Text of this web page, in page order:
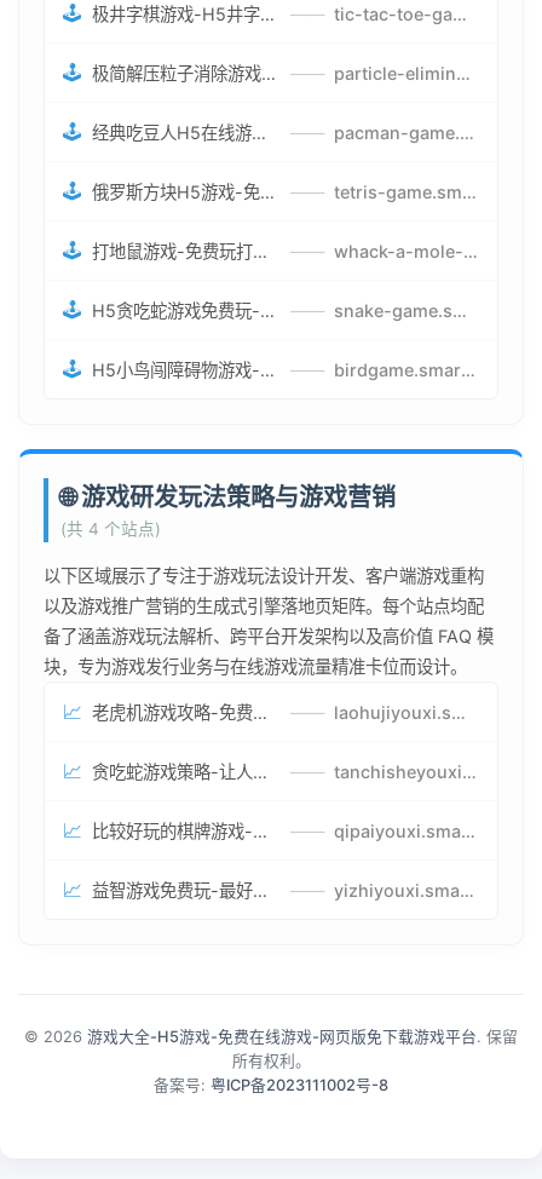
🕹️ 极井字棋游戏-H5井字棋免费游戏-在线闯关变身超人打怪兽井字棋游戏 —— tic-tac-toe-game.smartwatchmanufacturer.cn
🕹️ 极简解压粒子消除游戏-免费H5粒子消除在线游戏 —— particle-elimination-game.smartwatchmanufacturer.cn
🕹️ 经典吃豆人H5在线游戏-5关挑战BOSS机枪决战版吃豆人怪兽游戏 —— pacman-game.smartwatchmanufacturer.cn
🕹️ 俄罗斯方块H5游戏-免费获取俄罗斯方块攻略-俄罗斯方块怪兽游戏策略 —— tetris-game.smartwatchmanufacturer.cn
🕹️ 打地鼠游戏-免费玩打地鼠H5网页游戏-打地鼠游戏官网 —— whack-a-mole-game.smartwatchmanufacturer.cn
🕹️ H5贪吃蛇游戏免费玩-最好的网页在线贪吃蛇游戏-贪吃蛇H5游戏攻略 —— snake-game.smartwatchmanufacturer.cn
🕹️ H5小鸟闯障碍物游戏-网页在线游戏小鸟闯关 —— birdgame.smartwatchmanufacturer.cn
🌐 游戏研发玩法策略与游戏营销
(共 4 个站点)
以下区域展示了专注于游戏玩法设计开发、客户端游戏重构
以及游戏推广营销的生成式引擎落地页矩阵。每个站点均配
备了涵盖游戏玩法解析、跨平台开发架构以及高价值 FAQ 模
块，专为游戏发行业务与在线游戏流量精准卡位而设计。
📈 老虎机游戏攻略-免费试玩的老虎机游戏-老虎机游戏币兑换方式 —— laohujiyouxi.smartwatchmanufacturer.cn
📈 贪吃蛇游戏策略-让人头大的贪吃蛇游戏-贪吃蛇游戏攻略指南 —— tanchisheyouxicelv.smartwatchmanufacturer.cn
📈 比较好玩的棋牌游戏-高难度棋牌游戏-棋牌游戏到底怎么玩 —— qipaiyouxi.smartwatchmanufacturer.cn
📈 益智游戏免费玩-最好的益智游戏-有趣的益智游戏策略 —— yizhiyouxi.smartwatchmanufacturer.cn
© 2026 游戏大全-H5游戏-免费在线游戏-网页版免下载游戏平台. 保留
所有权利。
备案号: 粤ICP备2023111002号-8